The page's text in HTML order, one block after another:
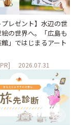
プレゼント】水辺の世
の世界へ。「広島も
」ではじまるアート
2026.07.31